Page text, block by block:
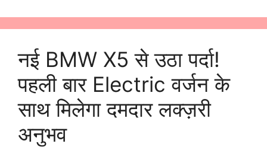
नई BMW X5 से उठा पर्दा!
पहली बार Electric वर्जन के
साथ मिलेगा दमदार लक्ज़री
अनुभव